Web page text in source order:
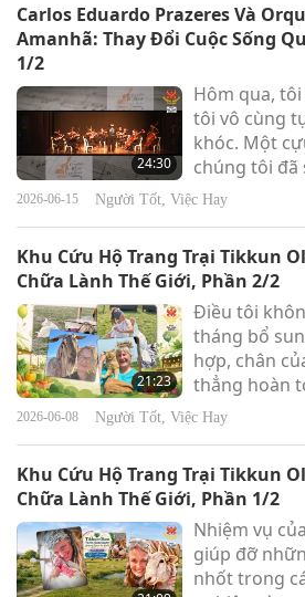
bất cứ khi
và bất cứ
Carlos Eduardo Prazeres Và
Amanhã: Thay Đổi Cuộc Sống
1/2
24:30
Hôm qua,
tôi vô cùng
khóc. Một
chúng tôi đã
tham gia kỳ
nhạc Giao
là nhạc
trong một
bên ngoài
2026-06-15 Người Tốt, Việc Hay
Khu Cứu Hộ Trang Trại Tikkun
Chữa Lành Thế Giới, Phần 2/2
21:23
Điều tôi
tháng bổ
hợp, chân
thẳng hoàn
ấy được
hưởng cuộc
quý vị không
nhận ra rằng
bị thương.
2026-06-08 Người Tốt, Việc Hay
Khu Cứu Hộ Trang Trại Tikkun
Chữa Lành Thế Giới, Phần 1/2
Nhiệm vụ
giúp đỡ
nhốt trong